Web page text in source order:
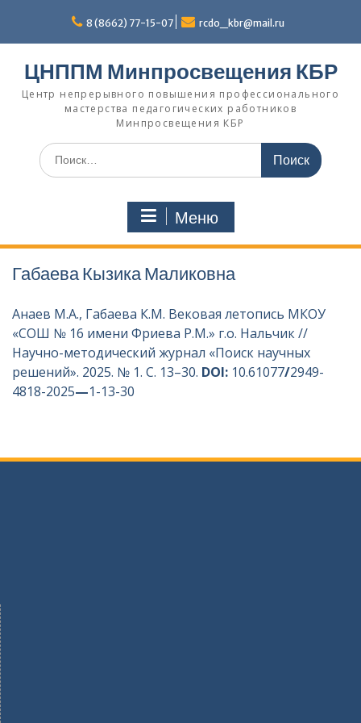
содержимому
8 (8662) 77-15-07 rcdo_kbr@mail.ru
ЦНППМ Минпросвещения КБР
Центр непрерывного повышения профессионального
мастерства педагогических работников
Минпросвещения КБР
Искать:
Меню
Габаева Кызика Маликовна
Анаев М.А., Габаева К.М. Вековая летопись МКОУ
«СОШ № 16 имени Фриева Р.М.» г.о. Нальчик //
Научно-методический журнал «Поиск научных
решений». 2025. № 1. С. 13–30. DOI: 10.61077/2949-
4818-2025—1-13-30